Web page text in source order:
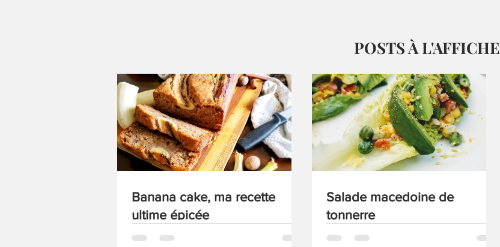
POSTS À L'AFFICHE
Banana cake, ma recette
ultime épicée
Salade macedoine de
tonnerre